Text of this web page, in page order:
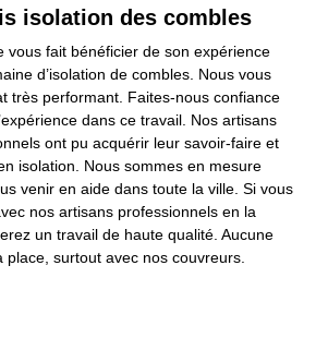
isolation des combles
vous fait bénéficier de son expérience
d’isolation de combles. Nous vous
très performant. Faites-nous confiance
dans ce travail. Nos artisans
ont pu acquérir leur savoir-faire et
isolation. Nous sommes en mesure
venir en aide dans toute la ville. Si vous
nos artisans professionnels en la
un travail de haute qualité. Aucune
place, surtout avec nos couvreurs.